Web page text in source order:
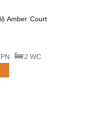
Amber Court
2 WC